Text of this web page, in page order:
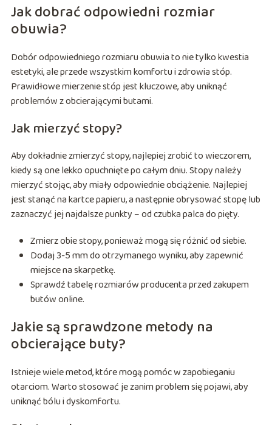
Jak dobrać odpowiedni rozmiar
obuwia?
Dobór odpowiedniego rozmiaru obuwia to nie tylko kwestia
estetyki, ale przede wszystkim komfortu i zdrowia stóp.
Prawidłowe mierzenie stóp jest kluczowe, aby uniknąć
problemów z obcierającymi butami.
Jak mierzyć stopy?
Aby dokładnie zmierzyć stopy, najlepiej zrobić to wieczorem,
kiedy są one lekko opuchnięte po całym dniu. Stopy należy
mierzyć stojąc, aby miały odpowiednie obciążenie. Najlepiej
jest stanąć na kartce papieru, a następnie obrysować stopę lub
zaznaczyć jej najdalsze punkty – od czubka palca do pięty.
Zmierz obie stopy, ponieważ mogą się różnić od siebie.
Dodaj 3-5 mm do otrzymanego wyniku, aby zapewnić
miejsce na skarpetkę.
Sprawdź tabelę rozmiarów producenta przed zakupem
butów online.
Jakie są sprawdzone metody na
obcierające buty?
Istnieje wiele metod, które mogą pomóc w zapobieganiu
otarciom. Warto stosować je zanim problem się pojawi, aby
uniknąć bólu i dyskomfortu.